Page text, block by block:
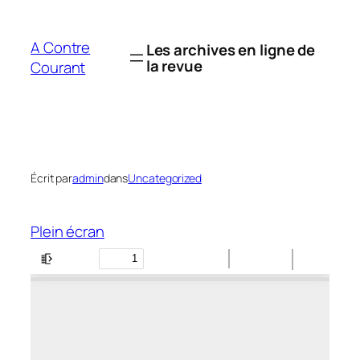
contenu
A Contre
Courant
Les archives en ligne de
la revue
Écrit paradmindansUncategorized
Plein écran